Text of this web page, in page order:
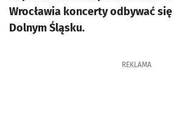
Wrocławia koncerty odbywać
Dolnym Śląsku.
REKLAMA